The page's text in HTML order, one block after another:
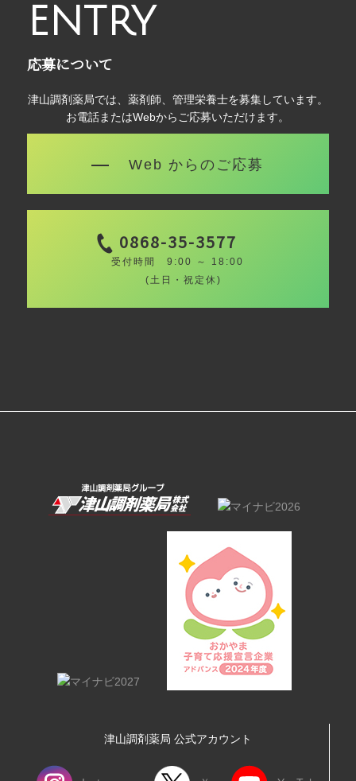
ENTRY
応募について
津山調剤薬局では、薬剤師、管理栄養士を募集しています。
お電話またはWebからご応募いただけます。
Web からのご応募
0868-35-3577
受付時間 9:00 ～ 18:00
(土日・祝定休)
津山調剤薬局 公式アカウント